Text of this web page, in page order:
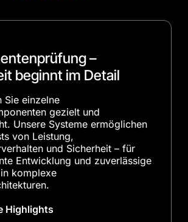
–
beginnt im Detail
Sie einzelne
gezielt und
Unsere Systeme ermöglichen
von Leistung,
und Sicherheit – für
Entwicklung und zuverlässige
komplexe
Highlights